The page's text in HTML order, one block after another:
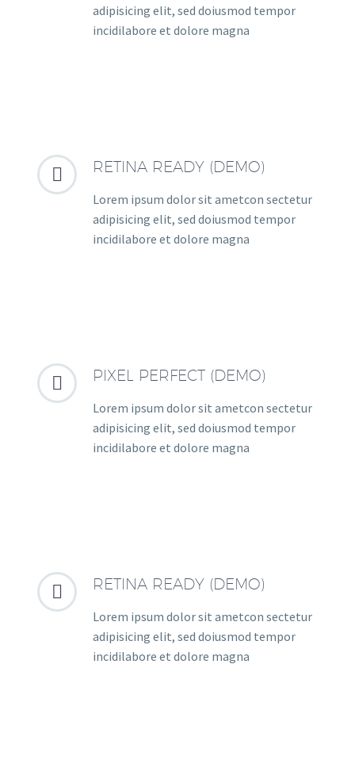
adipisicing elit, sed doiusmod tempor
incidilabore et dolore magna

 RETINA READY (DEMO)
Lorem ipsum dolor sit ametcon sectetur
adipisicing elit, sed doiusmod tempor
incidilabore et dolore magna

 PIXEL PERFECT (DEMO)
Lorem ipsum dolor sit ametcon sectetur
adipisicing elit, sed doiusmod tempor
incidilabore et dolore magna

 RETINA READY (DEMO)
Lorem ipsum dolor sit ametcon sectetur
adipisicing elit, sed doiusmod tempor
incidilabore et dolore magna